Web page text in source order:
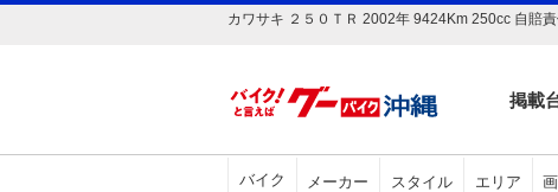
カワサキ ２５０ＴＲ 2002年 9424Km 250cc 自賠
掲載
バイク メーカー スタイル エリア